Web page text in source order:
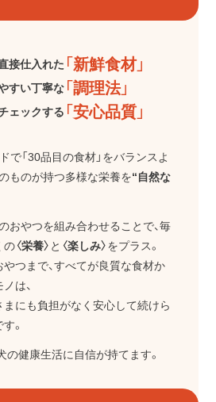
接仕入れた「新鮮食材」
すい丁寧な「調理法」
ェックする 「安心品質」
で「30品目の食材」をバランスよ
ものが持つ多様な栄養を“自然な
おやつを組み合わせることで、毎
の〈栄養〉 と 〈楽しみ〉をプラス。
やつまで、すべてが良質な食材か
は、
まにも負担がなく安心して続けら
。
健康生活に自信が持てます。